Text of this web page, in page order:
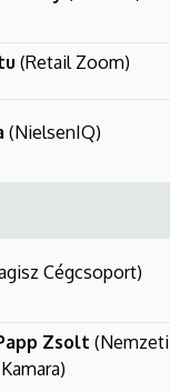
(Retail Zoom)
(NielsenIQ)
Cégcsoport)
Zsolt (Nemzeti